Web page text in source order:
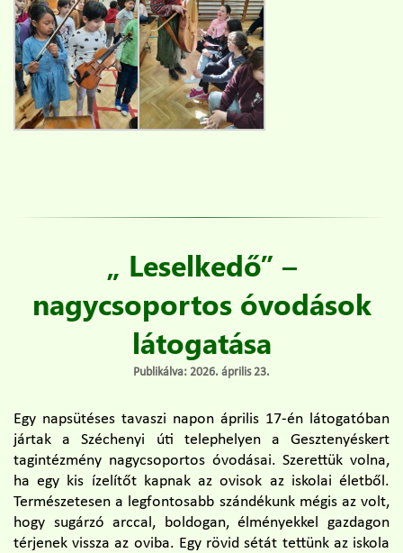
„ Leselkedő” –
nagycsoportos óvodások
látogatása
Publikálva: 2026. április 23.
Egy napsütéses tavaszi napon április 17-én látogatóban
jártak a Széchenyi úti telephelyen a Gesztenyéskert
tagintézmény nagycsoportos óvodásai. Szerettük volna,
ha egy kis ízelítőt kapnak az ovisok az iskolai életből.
Természetesen a legfontosabb szándékunk mégis az volt,
hogy sugárzó arccal, boldogan, élményekkel gazdagon
térjenek vissza az oviba. Egy rövid sétát tettünk az iskola